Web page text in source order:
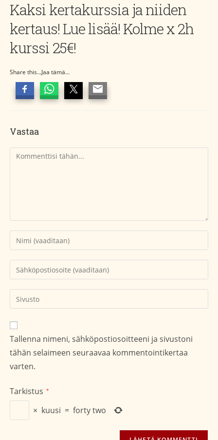
Kaksi kertakurssia ja niiden
kertaus! Lue lisää! Kolme x 2h
kurssi 25€!
Share this...Jaa tämä...
Vastaa
Kommentti
Kirjoita
nimesi
tai
käyttäjätunnuksesi
Kirjoita
sähköpostiosoitteesi
kommentoidaksesi
Kirjoita
sivustosi
verkko-
osoite/URL
(valinnainen)
Tallenna nimeni, sähköpostiosoitteeni ja sivustoni
tähän selaimeen seuraavaa kommentointikertaa
varten.
Tarkistus *
× kuusi = forty two